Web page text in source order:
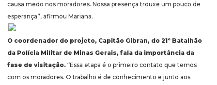
causa medo nos moradores. Nossa presença trouxe um pouco de
esperança”, afirmou Mariana.
O coordenador do projeto, Capitão Gibran, do 21º Batalhão
da Polícia Militar de Minas Gerais, fala da importância da
fase de visitação. “Essa etapa é o primeiro contato que temos
com os moradores. O trabalho é de conhecimento e junto aos